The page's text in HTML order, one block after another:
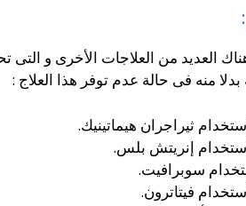
العديد من العلاجات الأخرى و التى
منه فى حالة عدم توفر هذا العلاج :
ثيراجران هيماتينيك.
إنريتش بلس.
سوبرافيت.
فيتاترون.